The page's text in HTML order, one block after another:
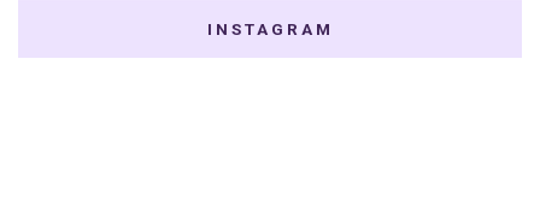
INSTAGRAM